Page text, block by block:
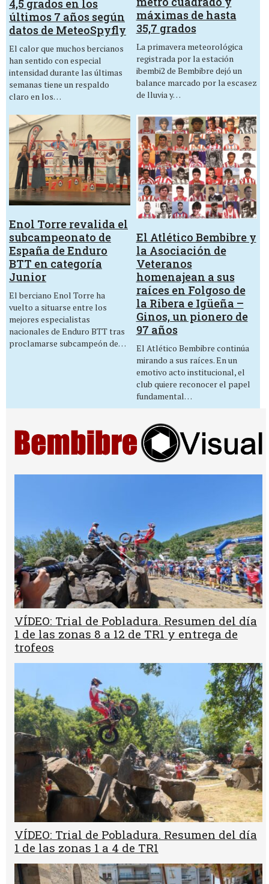
4,5 grados en los
últimos 7 años según
datos de MeteoSpyfly
El calor que muchos bercianos
han sentido con especial
intensidad durante las últimas
semanas tiene un respaldo
claro en los…
máximas de hasta
35,7 grados
La primavera meteorológica
registrada por la estación
ibembi2 de Bembibre dejó un
balance marcado por la escasez
de lluvia y…
Enol Torre revalida el
subcampeonato de
España de Enduro
BTT en categoría
Junior
El berciano Enol Torre ha
vuelto a situarse entre los
mejores especialistas
nacionales de Enduro BTT tras
proclamarse subcampeón de…
El Atlético Bembibre y
la Asociación de
Veteranos
homenajean a sus
raíces en Folgoso de
la Ribera e Igüeña –
Ginos, un pionero de
97 años
El Atlético Bembibre continúa
mirando a sus raíces. En un
emotivo acto institucional, el
club quiere reconocer el papel
fundamental…
VÍDEO: Trial de Pobladura. Resumen del día
1 de las zonas 8 a 12 de TR1 y entrega de
trofeos
VÍDEO: Trial de Pobladura. Resumen del día
1 de las zonas 1 a 4 de TR1